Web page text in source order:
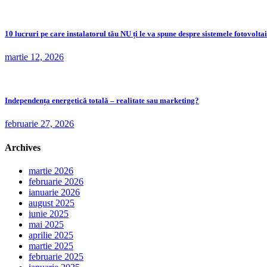
10 lucruri pe care instalatorul tău NU ți le va spune despre sistemele
martie 12, 2026
Independența energetică totală – realitate sau marketing?
februarie 27, 2026
Archives
martie 2026
februarie 2026
ianuarie 2026
august 2025
iunie 2025
mai 2025
aprilie 2025
martie 2025
februarie 2025